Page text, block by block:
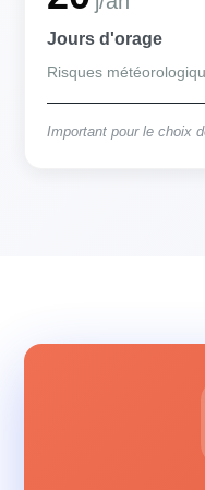
Jours d'orage
Risques
Important pour le choix